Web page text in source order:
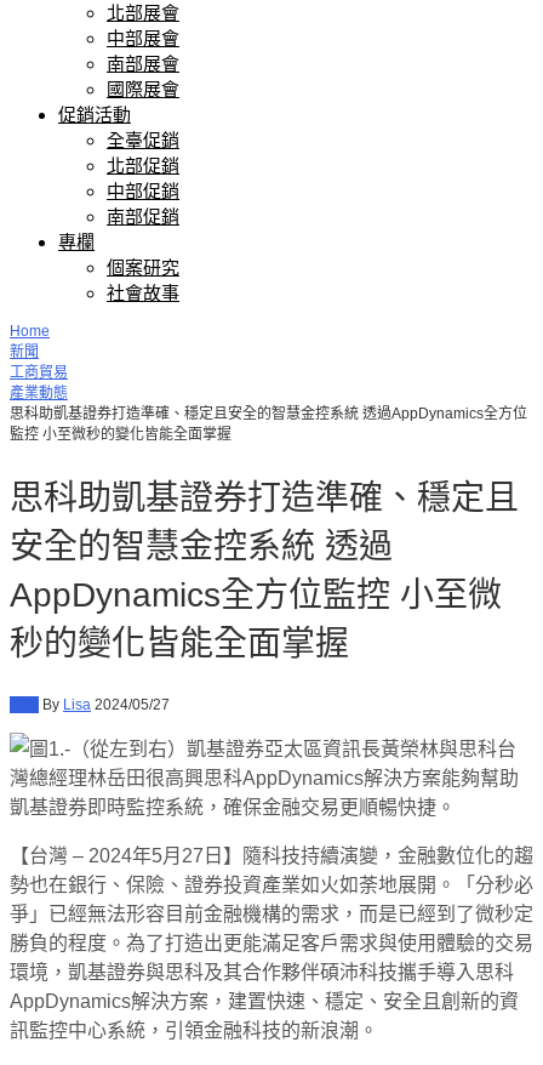
北部展會
中部展會
南部展會
國際展會
促銷活動
全臺促銷
北部促銷
中部促銷
南部促銷
專欄
個案研究
社會故事
Home
新聞
工商貿易
產業動態
思科助凱基證券打造準確、穩定且安全的智慧金控系統 透過AppDynamics全方位
監控 小至微秒的變化皆能全面掌握
思科助凱基證券打造準確、穩定且
安全的智慧金控系統 透過
AppDynamics全方位監控 小至微
秒的變化皆能全面掌握
By Lisa 2024/05/27
【台灣 – 2024年5月27日】隨科技持續演變，金融數位化的趨
勢也在銀行、保險、證券投資產業如火如荼地展開。「分秒必
爭」已經無法形容目前金融機構的需求，而是已經到了微秒定
勝負的程度。為了打造出更能滿足客戶需求與使用體驗的交易
環境，凱基證券與思科及其合作夥伴碩沛科技攜手導入思科
AppDynamics解決方案，建置快速、穩定、安全且創新的資
訊監控中心系統，引領金融科技的新浪潮。